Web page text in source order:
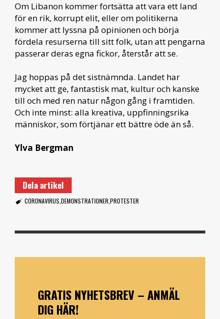
Om Libanon kommer fortsätta att vara ett land
för en rik, korrupt elit, eller om politikerna
kommer att lyssna på opinionen och börja
fördela resurserna till sitt folk, utan att pengarna
passerar deras egna fickor, återstår att se.
Jag hoppas på det sistnämnda. Landet har
mycket att ge, fantastisk mat, kultur och kanske
till och med ren natur någon gång i framtiden.
Och inte minst: alla kreativa, uppfinningsrika
människor, som förtjänar ett bättre öde än så.
Ylva Bergman
Dela artikel
CORONAVIRUS DEMONSTRATIONERPROTESTER
GRATIS NYHETSBREV – ANMÄL
DIG HÄR!